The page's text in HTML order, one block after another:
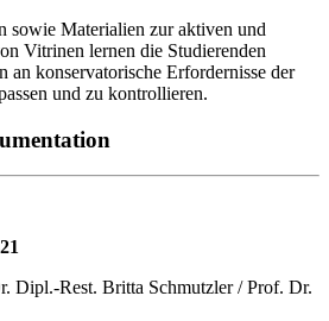
sowie Materialien zur aktiven und
Vitrinen lernen die Studierenden
an konservatorische Erfordernisse der
und zu kontrollieren.
Dipl.-Rest. Britta Schmutzler / Prof. Dr.